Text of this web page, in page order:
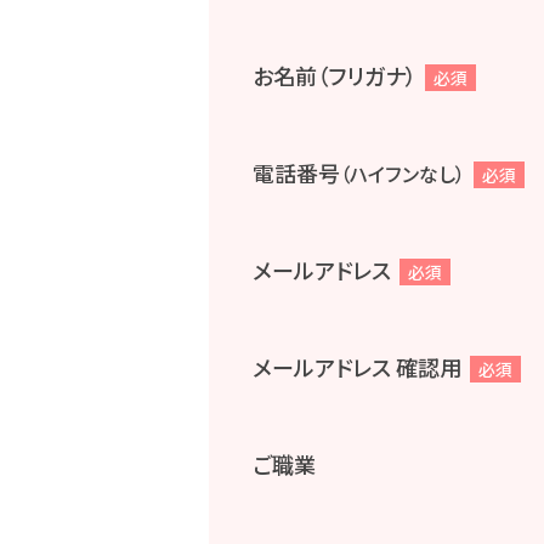
お名前（フリガナ） 必須
電話番号 （ハイフンなし） 必須
メールアドレス 必須
メールアドレス 確認用 必須
ご職業